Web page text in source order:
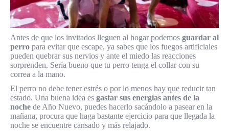
Antes de que los invitados lleguen al hogar podemos guardar al
perro para evitar que escape, ya sabes que los fuegos artificiales
pueden quebrar sus nervios y ante el miedo las reacciones
sorprenden. Sería bueno que tu perro tenga el collar con su
correa a la mano.
El perro no debe tener estrés o por lo menos hay que reducir tan
estado. Una buena idea es gastar sus energías antes de la
noche de Año Nuevo, puedes hacerlo sacándolo a pasear en la
mañana, procura que haga bastante ejercicio para que llegada la
noche se encuentre cansado y más relajado.